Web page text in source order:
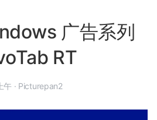
广告系列
RT
上午 · Picturepan2